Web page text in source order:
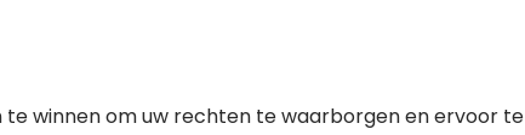
te winnen om uw rechten te waarborgen en ervoor te